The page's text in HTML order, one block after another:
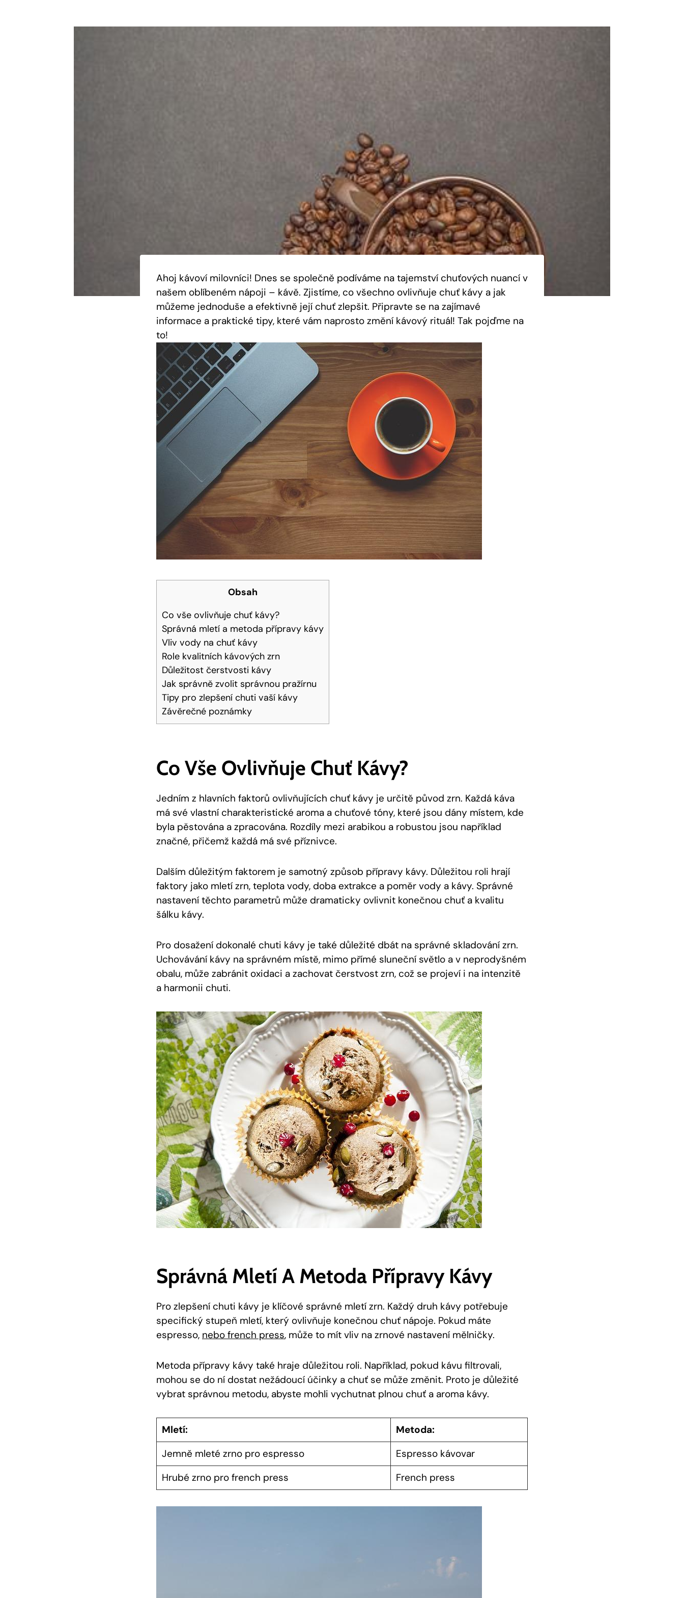
Ahoj kávoví milovníci! Dnes se společně podíváme na tajemství chuťových nuancí v
našem oblíbeném nápoji – kávě. Zjistíme, co všechno ovlivňuje chuť kávy a jak
můžeme jednoduše a efektivně její chuť zlepšit. Připravte se na zajímavé
informace a praktické tipy, které vám naprosto změní kávový rituál! Tak pojďme na
to!
Obsah
Co vše ovlivňuje chuť kávy?
Správná mletí a metoda přípravy kávy
Vliv vody na chuť kávy
Role kvalitních kávových zrn
Důležitost čerstvosti kávy
Jak správně zvolit správnou pražírnu
Tipy pro zlepšení chuti vaší kávy
Závěrečné poznámky
Co Vše Ovlivňuje Chuť Kávy?
Jedním z hlavních faktorů ovlivňujících chuť kávy je určitě původ zrn. Každá káva
má své vlastní charakteristické aroma a chuťové tóny, které jsou dány místem, kde
byla pěstována a zpracována. Rozdíly mezi arabikou a robustou jsou například
značné, přičemž každá má své příznivce.
Dalším důležitým faktorem je samotný způsob přípravy kávy. Důležitou roli hrají
faktory jako mletí zrn, teplota vody, doba extrakce a poměr vody a kávy. Správné
nastavení těchto parametrů může dramaticky ovlivnit konečnou chuť a kvalitu
šálku kávy.
Pro dosažení dokonalé chuti kávy je také důležité dbát na správné skladování zrn.
Uchovávání kávy na správném místě, mimo přímé sluneční světlo a v neprodyšném
obalu, může zabránit oxidaci a zachovat čerstvost zrn, což se projeví i na intenzitě
a harmonii chuti.
Správná Mletí A Metoda Přípravy Kávy
Pro zlepšení chuti kávy je klíčové správné mletí zrn. Každý druh kávy potřebuje
specifický stupeň mletí, který ovlivňuje konečnou chuť nápoje. Pokud máte
espresso, nebo french press, může to mít vliv na zrnové nastavení mělničky.
Metoda přípravy kávy také hraje důležitou roli. Například, pokud kávu filtrovali,
mohou se do ní dostat nežádoucí účinky a chuť se může změnit. Proto je důležité
vybrat správnou metodu, abyste mohli vychutnat plnou chuť a aroma kávy.
Mletí:
Metoda:
Jemně mleté zrno pro espresso
Espresso kávovar
Hrubé zrno pro french press
French press